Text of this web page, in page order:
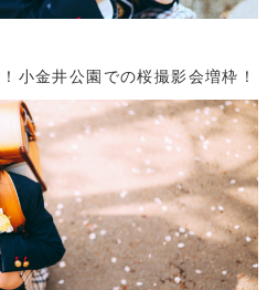
小金井公園での桜撮影会増枠！